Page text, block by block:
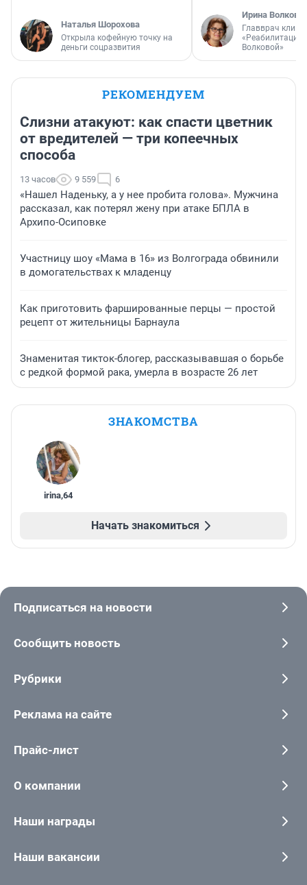
Наталья Шорохова
Открыла кофейную точку на
деньги соцразвития
Ирина Волкова
Главврач
«Реабилитация
Волковой»
РЕКОМЕНДУЕМ
Слизни атакуют: как спасти цветник
от вредителей — три копеечных
способа
13 часов 9 559 6
«Нашел Наденьку, а у нее пробита голова». Мужчина
рассказал, как потерял жену при атаке БПЛА в
Архипо-Осиповке
Участницу шоу «Мама в 16» из Волгограда обвинили
в домогательствах к младенцу
Как приготовить фаршированные перцы — простой
рецепт от жительницы Барнаула
Знаменитая тикток-блогер, рассказывавшая о борьбе
с редкой формой рака, умерла в возрасте 26 лет
ЗНАКОМСТВА
irina,64
Начать знакомиться
Подписаться на новости
Сообщить новость
Рубрики
Реклама на сайте
Прайс-лист
О компании
Наши награды
Наши вакансии